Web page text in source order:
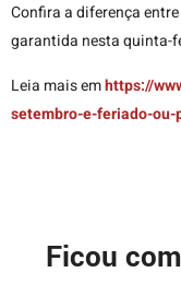
Confira a diferença
garantida nesta quinta-
Leia mais emhttps://
setembro-e-feriado-
Ficou